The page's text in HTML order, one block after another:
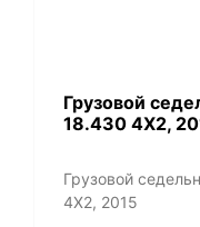
​Грузовой
18.430 4X2,
​Грузовой
4X2, 2015